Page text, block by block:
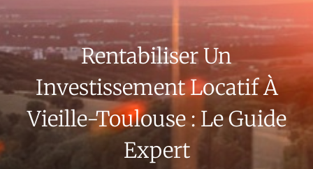
Rentabiliser Un
Investissement Locatif À
Vieille-Toulouse : Le Guide
Expert